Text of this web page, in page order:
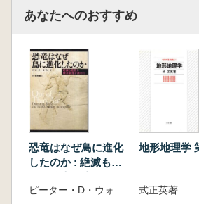
あなたへのおすすめ
恐竜はなぜ鳥に進化
したのか : 絶滅も進
た
ピーター・D・ウォード著・垂水雄二訳
地形地理学
式正英著